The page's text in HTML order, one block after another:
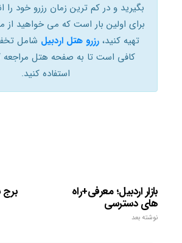
بگیرید و در کم ترین زمان رزرو خود را
برای اولین بار است که می خواهید از
تهیه کنید، رزرو هتل اردبیل شامل
کافی است تا به صفحه هتل مراجعه
استفاده کنید.
برج بازار اردبیل؛ معرفی+راه
های دسترسی
نوشته بعد